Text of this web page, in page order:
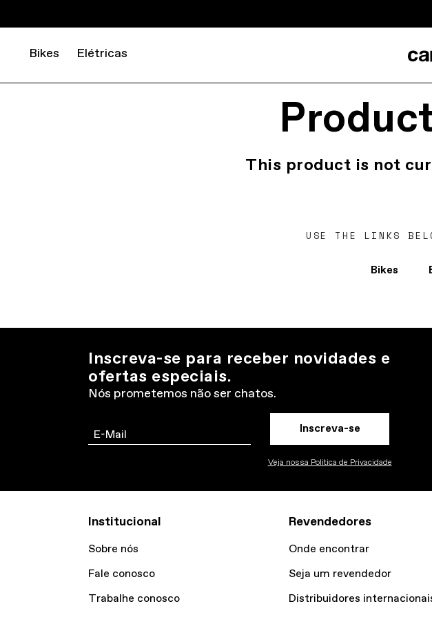
Bikes Elétricas
This product is not
USE THE LINKS
Bikes
Inscreva-se para receber novidades e
ofertas especiais.
Nós prometemos não ser chatos.
Email Inscreva-se
Veja nossa Politica de Privacidade
Institucional
Sobre nós
Fale conosco
Trabalhe conosco
Revendedores
Onde encontrar
Seja um revendedor
Distribuidores